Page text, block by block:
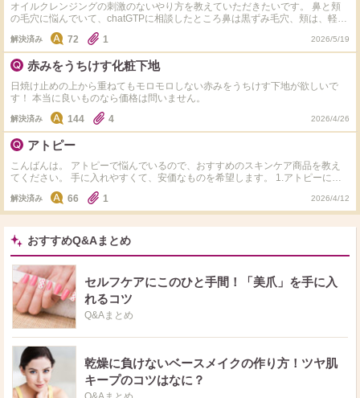
オイルクレンジングの刺激のないやり方を教えていただきたいです。 鼻と頬
の毛穴に悩んでいて、chatGTPに相談したところ鼻は黒ずみ毛穴、頬は、軽い
開き毛穴と刺激の赤み由来の毛穴の目立ちと言われました。 混合肌で敏感
肌、インナードライです。 また、このような毛穴におすすめのスキンケアが
あったら教えていただきたいです。
解決済み 72 1 2026/5/19
赤みをうちけす化粧下地
日焼け止めの上から重ねてもモロモロしない赤みをうちけす下地が欲しいで
す！ 本当に良いものなら価格は問いません。
解決済み 144 4 2026/4/26
アトピー
こんばんは。 アトピーで悩んでいるので、おすすめのスキンケア商品を教え
てください。 手に入れやすくて、安価なものを希望します。 1.アトピーにお
すすめの市販のクリーム、ローションを教えてください。 出来れば、春、
秋、冬用と夏用をお願いします。 今はメンソレータムのメディカルクリー
ム？を使っています。 2.アトピーにおすすめのハンドクリームを教えてくださ
い。 ユースキンを愛用してるのですが、それ以外でおすすめのものがあれば
教えてください。 水仕事や料理をするのですが、その時に使えるものがあれ
ば助かります。 赤みが出て、乾燥する手です。 3.おすすめのネイルケア商品
を教えてください。 これはアトピーが原因だと思うのですが、爪がガタガタ
で割れていて、薄くなっています。 綺麗な爪に出来るものはないでしょう
か？ よろしくお願いします。
解決済み 66 1 2026/4/12
おすすめQ&Aまとめ
セルフケアにこのひと手間！「美爪」を手に入
れるコツ
Q&Aまとめ
乾燥に負けないベースメイクの作り方！ツヤ肌
キープのコツはなに？